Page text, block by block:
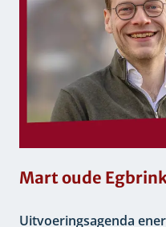
Mart oude
Uitvoeringsagenda